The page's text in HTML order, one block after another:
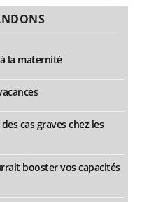
la maternité
cas graves chez les
booster vos capacités